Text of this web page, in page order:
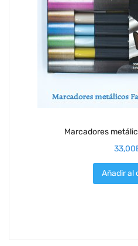
Marcadores
33,00
Añadir al